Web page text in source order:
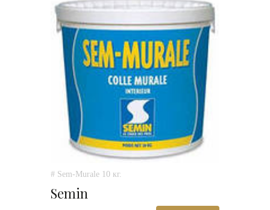
# Sem-Murale 10 кг.
Semin